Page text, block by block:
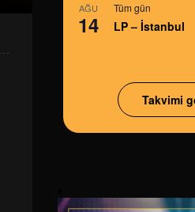
AĞU
14
Tüm gün
LP – İstanbul
Takvimi